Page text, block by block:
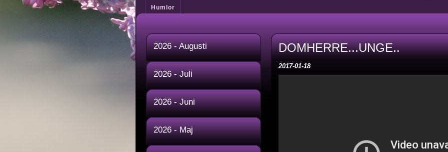
Humlor
2026 - Augusti
2026 - Juli
2026 - Juni
2026 - Maj
DOMHERRE...UNGE..
2017-01-18